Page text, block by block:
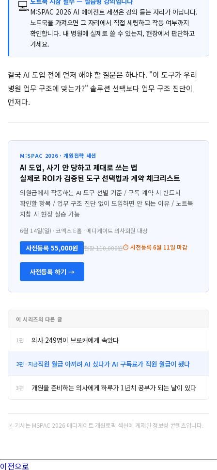
💻M:SPAC 2026 AI 에이전트 세션은 강의 듣는 자리가 아닙니다.
노트북을 가져오면 그 자리에서 직접 세팅하고 작동 여부까지
확인합니다. 내 병원에 실제로 쓸 수 있는지, 현장에서 판단하고
가세요.
결국 AI 도입 전에 먼저 해야 할 질문은 하나다. "이 도구가 우리
병원 업무 구조에 맞는가?" 솔루션 선택보다 업무 구조 진단이
먼저다.
M:SPAC 2026 · 개원전략 세션
AI 도입, 사기 안 당하고 제대로 쓰는 법
실제로 ROI가 검증된 도구 선택법과 계약 체크리스트
의원급에서 작동하는 AI 도구 선별 기준 / 구독 계약 시 반드시
확인할 항목 / 업무 구조 진단 없이 도입하면 안 되는 이유 / 노트북
지참 시 현장 실습 가능
6월 14일(일) · 코엑스 E홀 · 메디게이트 의사회원 대상
사전등록 55,000원 현장 110,000원⏱ 사전등록 6월 11일 마감
사전등록 하기 →
이 시리즈의 다른 글
1편 의사 249명이 브로커에게 속았다
2편 · 지금직원 월급 아끼려 AI 샀다가 AI 구독료가 직원 월급이 됐다
3편 개원을 준비하는 의사에게 하루가 1년치 공부가 되는 날이 있다
본 기사는 MSPAC 2026 메디게이트 개원토픽 섹션에 게재된 정보성 콘텐츠입니다.
이전으로